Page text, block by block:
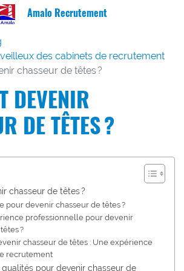
Amalo Recrutement
des cabinets de recrutement
chasseur de têtes ?
DEVENIR
DE TÊTES ?
chasseur de têtes ?
pour devenir chasseur de têtes ?
professionnelle pour devenir
?
chasseur de têtes : Une expérience
recrutement
pour devenir chasseur de